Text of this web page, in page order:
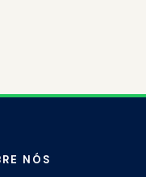
NÓS